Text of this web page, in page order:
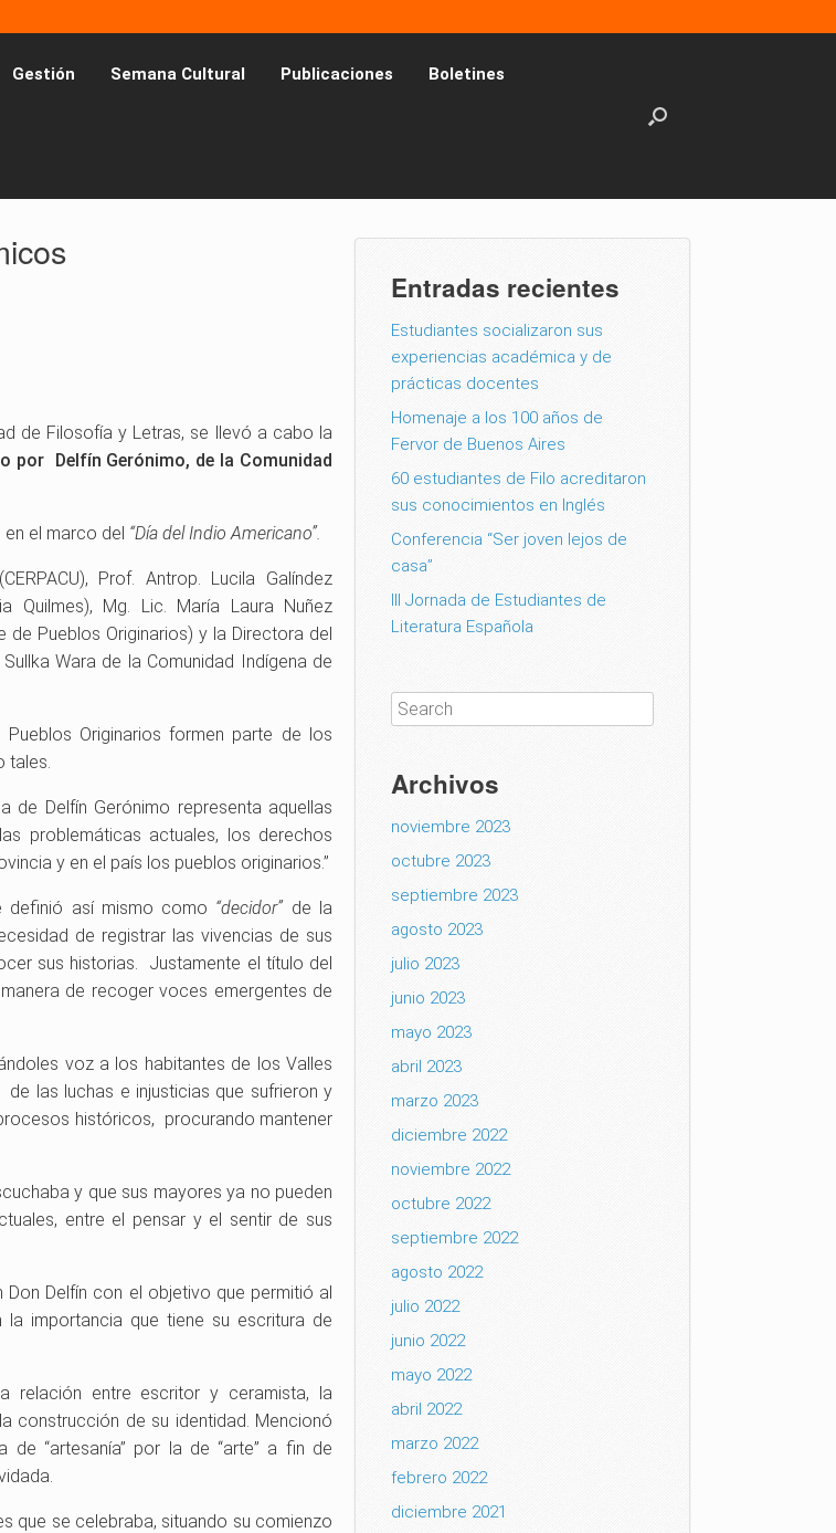
Gestión Semana Cultural Publicaciones Boletines
de Filosofía y Letras, se llevó a cabo la
por Delfín Gerónimo, de la Comunidad
en el marco del “Día del Indio Americano”.
Prof. Antrop. Lucila Galíndez
Quilmes), Mg. Lic. María Laura Nuñez
de Pueblos Originarios) y la Directora del
Wara de la Comunidad Indígena de
Originarios formen parte de los
tales.
de Delfín Gerónimo representa aquellas
problemáticas actuales, los derechos
y en el país los pueblos originarios.”
definió así mismo como “decidor”de la
de registrar las vivencias de sus
sus historias. Justamente el título del
de recoger voces emergentes de
voz a los habitantes de los Valles
las luchas e injusticias que sufrieron y
históricos, procurando mantener
y que sus mayores ya no pueden
entre el pensar y el sentir de sus
Delfín con el objetivo que permitió al
importancia que tiene su escritura de
relación entre escritor y ceramista, la
construcción de su identidad. Mencionó
“artesanía” por la de “arte” a fin de
que se celebraba, situando su comienzo
Entradas recientes
Estudiantes socializaron sus
experiencias académica y de
prácticas docentes
Homenaje a los 100 años de
Fervor de Buenos Aires
60 estudiantes de Filo acreditaron
sus conocimientos en Inglés
Conferencia “Ser joven lejos de
casa”
III Jornada de Estudiantes de
Literatura Española
Archivos
noviembre 2023
octubre 2023
septiembre 2023
agosto 2023
julio 2023
junio 2023
mayo 2023
abril 2023
marzo 2023
diciembre 2022
noviembre 2022
octubre 2022
septiembre 2022
agosto 2022
julio 2022
junio 2022
mayo 2022
abril 2022
marzo 2022
febrero 2022
diciembre 2021